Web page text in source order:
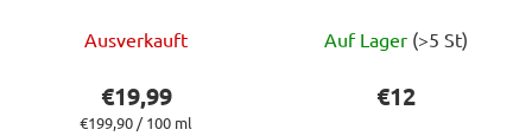
durchschnittliche
ist
Ausverkauft
€19,99
Verkaufspreis:
€199,90 / 100 ml
Auf Lager (>5 St)
€12